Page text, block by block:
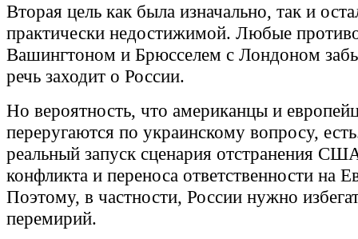
Вторая цель как была изначально, так и
практически недостижимой. Любые
Вашингтоном и Брюсселем с Лондоном
речь заходит о России.
Но вероятность, что американцы и
переругаются по украинскому вопросу,
реальный запуск сценария отстранения
конфликта и переноса ответственности на
Поэтому, в частности, России нужно
перемирий.